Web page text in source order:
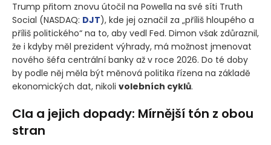
Trump přitom znovu útočil na Powella na své síti Truth
Social (NASDAQ: DJT), kde jej označil za „příliš hloupého a
příliš politického“ na to, aby vedl Fed. Dimon však zdůraznil,
že i kdyby měl prezident výhrady, má možnost jmenovat
nového šéfa centrální banky až v roce 2026. Do té doby
by podle něj měla být měnová politika řízena na základě
ekonomických dat, nikoli volebních cyklů.
Cla a jejich dopady: Mírnější tón z obou
stran